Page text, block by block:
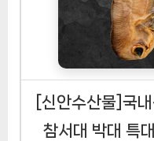
[신안수산물]국
참서대 박대 특